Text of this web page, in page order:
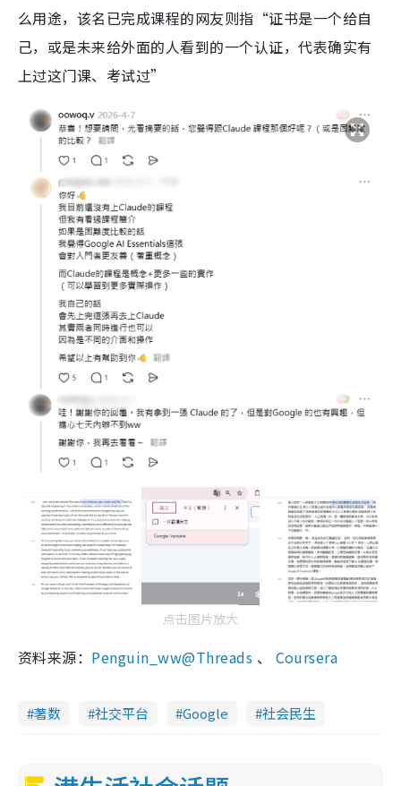
么用途，该名已完成课程的网友则指“证书是一个给自
己，或是未来给外面的人看到的一个认证，代表确实有
上过这门课、考试过”
点击图片放大
资料来源： Penguin_ww@Threads 、 Coursera
著数 社交平台 Google 社会民生